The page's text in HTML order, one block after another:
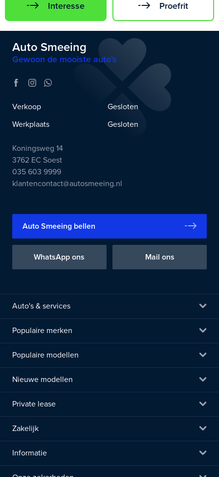
Interesse Proefrit
Auto Smeeing
Gewoon de mooiste auto’s
Verkoop
Gesloten
Werkplaats
Gesloten
Koningsweg 14
3762 EC Soest
035 603 9999
klantencontact@autosmeeing.nl
Auto Smeeing bellen
WhatsApp ons Mail ons
Auto's & services
Populaire merken
Populaire modellen
Nieuwe modellen
Private lease
Zakelijk
Informatie